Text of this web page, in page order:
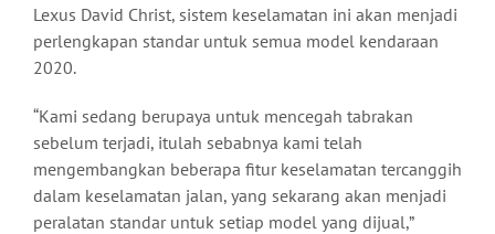
Lexus David Christ, sistem keselamatan ini akan menjadi
perlengkapan standar untuk semua model kendaraan
2020.
“Kami sedang berupaya untuk mencegah tabrakan
sebelum terjadi, itulah sebabnya kami telah
mengembangkan beberapa fitur keselamatan tercanggih
dalam keselamatan jalan, yang sekarang akan menjadi
peralatan standar untuk setiap model yang dijual,”